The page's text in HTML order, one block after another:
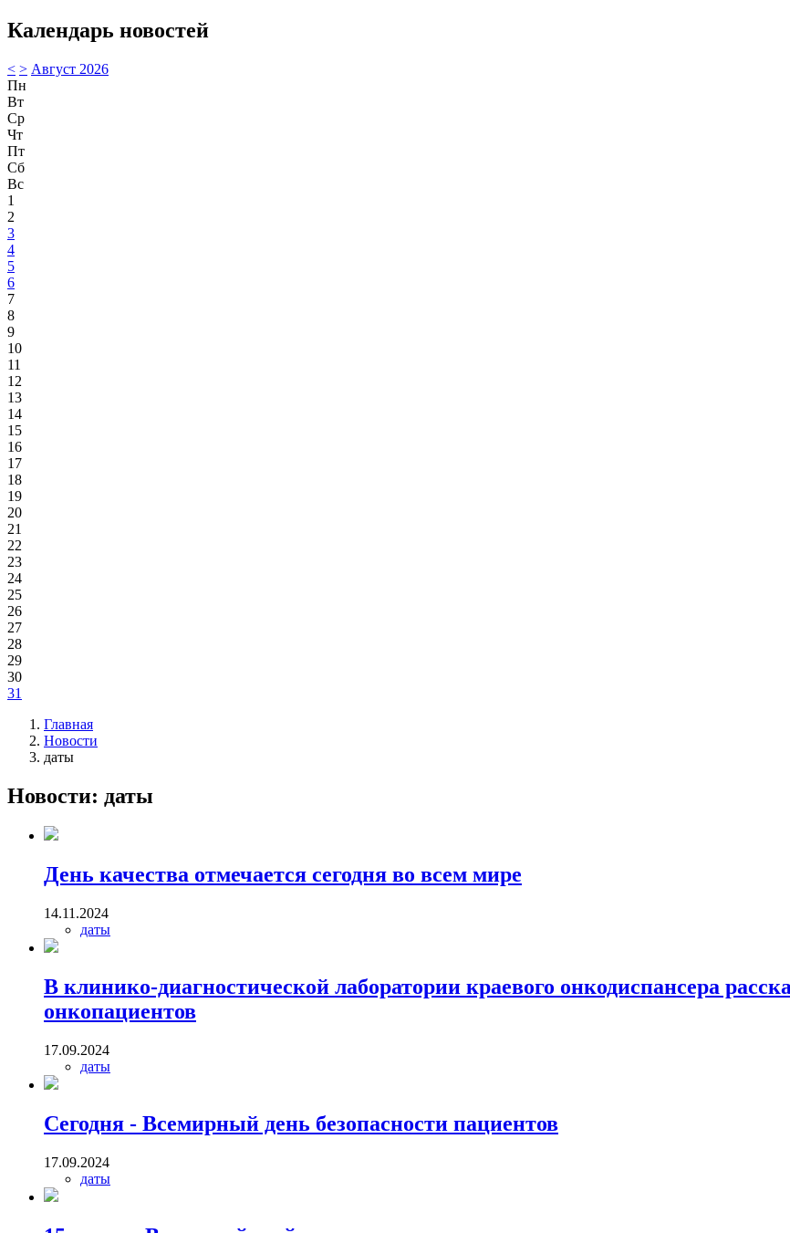
Календарь новостей
< > Август 2026
Пн
Вт
Ср
Чт
Пт
Сб
Вс
1
2
3
4
5
6
7
8
9
10
11
12
13
14
15
16
17
18
19
20
21
22
23
24
25
26
27
28
29
30
31
Главная
Новости
даты
Новости: даты
День качества отмечается сегодня во всем мире
14.11.2024
даты
В клинико-диагностической лаборатории краевого онкодиспансера
онкопациентов
17.09.2024
даты
Сегодня - Всемирный день безопасности пациентов
17.09.2024
даты